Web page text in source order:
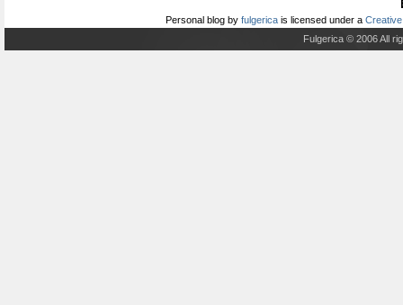
Personal blog by fulgerica is licensed under a
Fulgerica © 2006 All